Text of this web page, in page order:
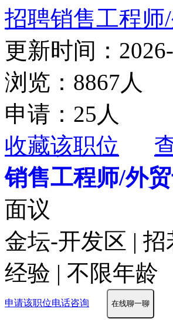
招聘销售工程师
更新时间：
浏览：8867人
申请：25人
收藏该职位
销售工程师/外
面议
金坛-开发区 |
经验 | 不限年龄
申请该职位电话咨询 在线聊一聊